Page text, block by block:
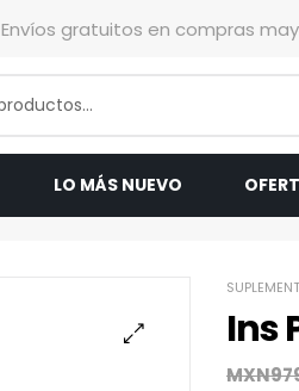
Envíos gratuitos en compras
LO MÁS NUEVO
Ins
MXN